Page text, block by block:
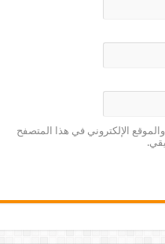
الإلكتروني في هذا المتصفح